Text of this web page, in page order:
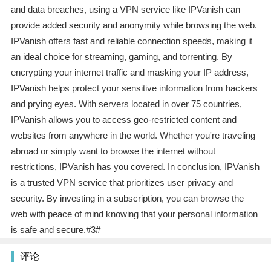
and data breaches, using a VPN service like IPVanish can
provide added security and anonymity while browsing the web.
IPVanish offers fast and reliable connection speeds, making it
an ideal choice for streaming, gaming, and torrenting. By
encrypting your internet traffic and masking your IP address,
IPVanish helps protect your sensitive information from hackers
and prying eyes. With servers located in over 75 countries,
IPVanish allows you to access geo-restricted content and
websites from anywhere in the world. Whether you're traveling
abroad or simply want to browse the internet without
restrictions, IPVanish has you covered. In conclusion, IPVanish
is a trusted VPN service that prioritizes user privacy and
security. By investing in a subscription, you can browse the
web with peace of mind knowing that your personal information
is safe and secure.#3#
评论